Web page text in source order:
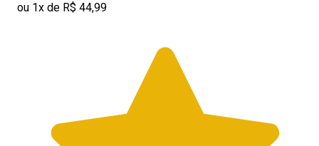
ou 1x de R$ 44,99